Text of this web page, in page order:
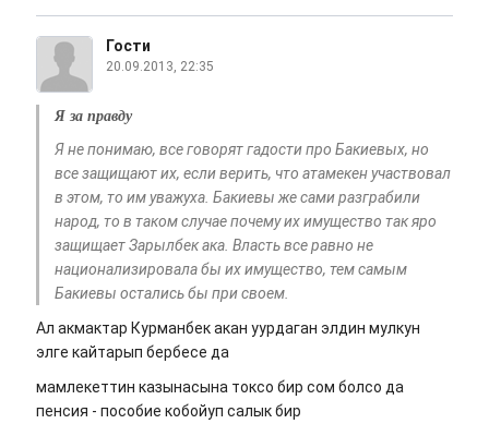
Гости
20.09.2013, 22:35
Я за правду
Я не понимаю, все говорят гадости про Бакиевых, но
все защищают их, если верить, что атамекен участвовал
в этом, то им уважуха. Бакиевы же сами разграбили
народ, то в таком случае почему их имущество так яро
защищает Зарылбек ака. Власть все равно не
национализировала бы их имущество, тем самым
Бакиевы остались бы при своем.
Ал акмактар Курманбек акан уурдаган элдин мулкун
элге кайтарып бербесе да
мамлекеттин казынасына токсо бир сом болсо да
пенсия - пособие кобойуп салык бир